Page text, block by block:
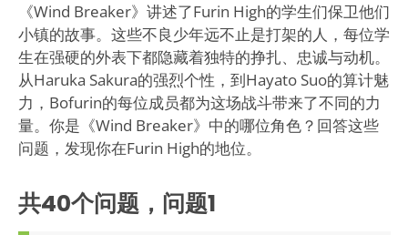
《Wind Breaker》讲述了Furin High的学生们保卫他们
小镇的故事。这些不良少年远不止是打架的人，每位学
生在强硬的外表下都隐藏着独特的挣扎、忠诚与动机。
从Haruka Sakura的强烈个性，到Hayato Suo的算计魅
力，Bofurin的每位成员都为这场战斗带来了不同的力
量。你是《Wind Breaker》中的哪位角色？回答这些
问题，发现你在Furin High的地位。
共40个问题，问题1